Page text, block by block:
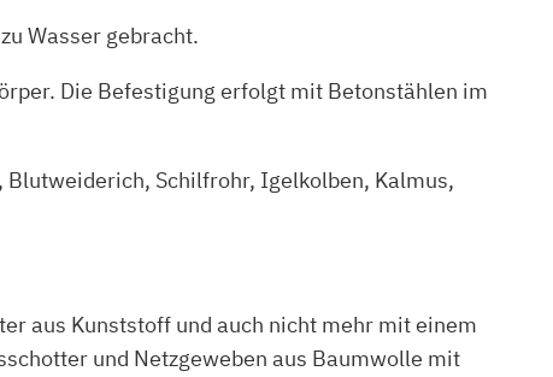
Wasser gebracht.
Die Befestigung erfolgt mit Betonstählen im
Schilfrohr, Igelkolben, Kalmus,
aus Kunststoff und auch nicht mehr mit einem
und Netzgeweben aus Baumwolle mit